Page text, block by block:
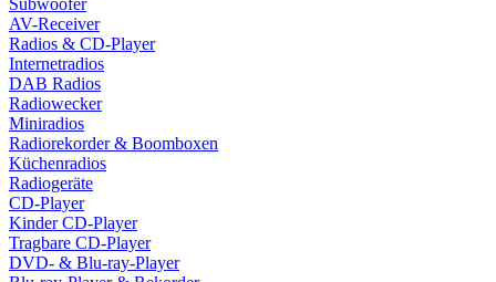
Subwoofer
AV-Receiver
Radios & CD-Player
Internetradios
DAB Radios
Radiowecker
Miniradios
Radiorekorder & Boomboxen
Küchenradios
Radiogeräte
CD-Player
Kinder CD-Player
Tragbare CD-Player
DVD- & Blu-ray-Player